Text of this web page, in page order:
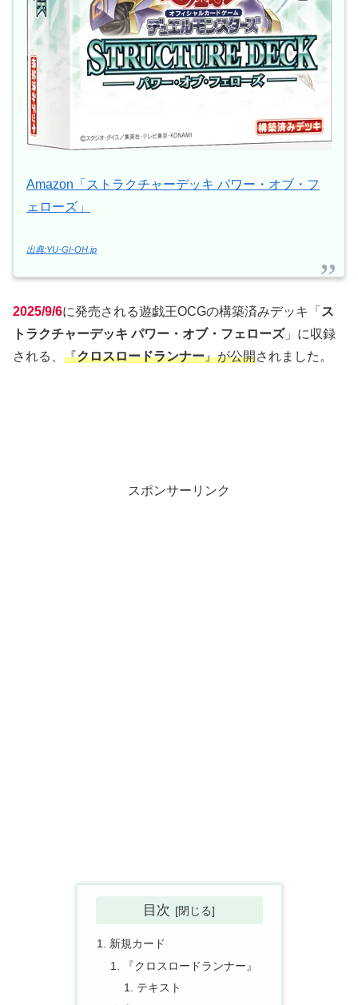
Amazon「ストラクチャーデッキ パワー・オブ・フ
ェローズ」
出典:YU-GI-OH.jp
2025/9/6に発売される遊戯王OCGの構築済みデッキ「 ス
トラクチャーデッキ パワー・オブ・フェローズ」に収録
される、 『クロスロードランナー』が公開されました。
スポンサーリンク
目次
新規カード
『クロスロードランナー』
テキスト